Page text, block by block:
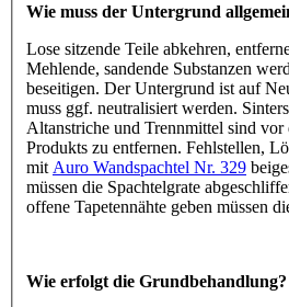
Wie muss der Untergrund
Lose sitzende Teile abkehren,
Mehlende, sandende Substanzen
beseitigen. Der Untergrund ist auf
muss ggf. neutralisiert werden.
Altanstriche und Trennmittel sind
Produkts zu entfernen. Fehlstellen,
mit Auro Wandspachtel Nr. 329
müssen die Spachtelgrate
offene Tapetennähte geben müssen
Wie erfolgt die Grundbehandlung?